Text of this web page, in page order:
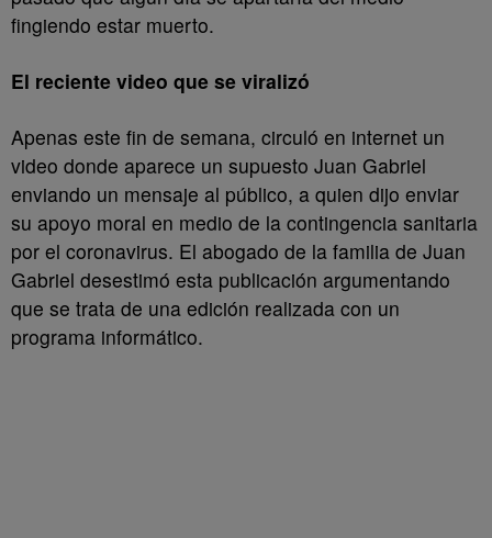
fingiendo estar muerto.
El reciente video que se viralizó
Apenas este fin de semana, circuló en internet un
video donde aparece un supuesto Juan Gabriel
enviando un mensaje al público, a quien dijo enviar
su apoyo moral en medio de la contingencia sanitaria
por el coronavirus. El abogado de la familia de Juan
Gabriel desestimó esta publicación argumentando
que se trata de una edición realizada con un
programa informático.